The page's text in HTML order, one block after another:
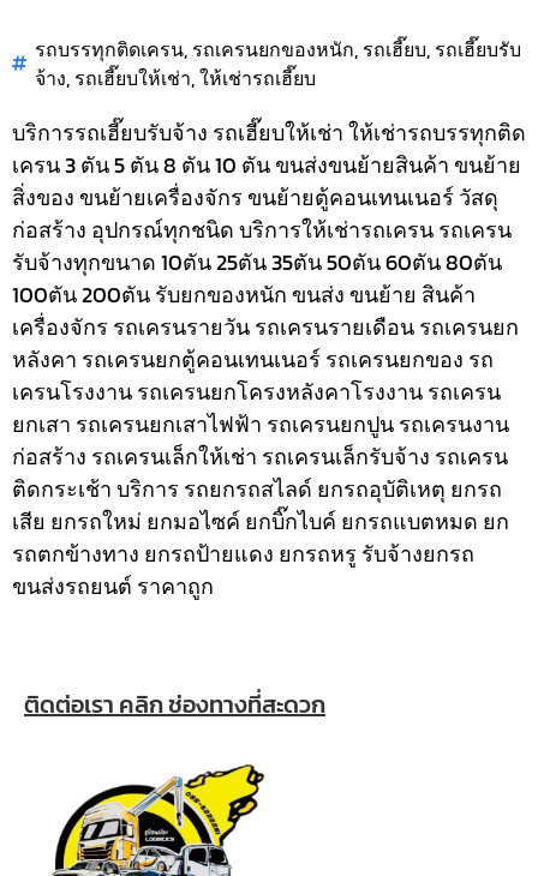
รถบรรทุกติดเครน, รถเครนยกของหนัก, รถเฮี๊ยบ, รถเฮี๊ยบรับ
จ้าง, รถเฮี๊ยบให้เช่า,ให้เช่ารถเฮี๊ยบ
บริการรถเฮี๊ยบรับจ้าง รถเฮี๊ยบให้เช่า ให้เช่ารถบรรทุกติด
เครน 3 ตัน 5 ตัน 8 ตัน 10 ตัน ขนส่งขนย้ายสินค้า ขนย้าย
สิ่งของ ขนย้ายเครื่องจักร ขนย้ายตู้คอนเทนเนอร์ วัสดุ
ก่อสร้าง อุปกรณ์ทุกชนิดบริการให้เช่ารถเครน รถเครน
รับจ้างทุกขนาด 10ตัน 25ตัน 35ตัน 50ตัน 60ตัน 80ตัน
100ตัน 200ตัน รับยกของหนัก ขนส่ง ขนย้าย สินค้า
เครื่องจักร รถเครนรายวัน รถเครนรายเดือน รถเครนยก
หลังคา รถเครนยกตู้คอนเทนเนอร์ รถเครนยกของ รถ
เครนโรงงาน รถเครนยกโครงหลังคาโรงงาน รถเครน
ยกเสา รถเครนยกเสาไฟฟ้า รถเครนยกปูน รถเครนงาน
ก่อสร้าง รถเครนเล็กให้เช่า รถเครนเล็กรับจ้าง รถเครน
ติดกระเช้าบริการ รถยกรถสไลด์ ยกรถอุบัติเหตุ ยกรถ
เสีย ยกรถใหม่ ยกมอไซค์ ยกบิ๊กไบค์ ยกรถแบตหมด ยก
รถตกข้างทาง ยกรถป้ายแดง ยกรถหรู รับจ้างยกรถ
ขนส่งรถยนต์ ราคาถูก
ติดต่อเรา คลิก ช่องทางที่สะดวก